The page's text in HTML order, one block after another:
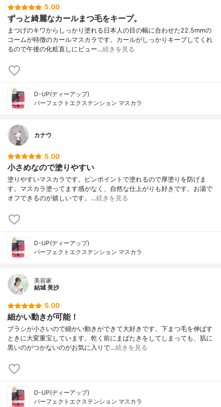
5.00
ずっと綺麗なカールまつ毛をキープ。
まつげのキワからしっかり塗れる日本人の目の幅に合わせた22.5mmの
コームが特徴のカールマスカラです。カールがしっかりキープしてくれ
るので午後の化粧直しにビュー…続きを見る
D-UP(ディーアップ)
パーフェクトエクステンション マスカラ
カナウ
5.00
小さめなので塗りやすい
塗りやすいマスカラです。ピンポイントで塗れるので厚塗りを防げま
す。マスカラ塗ってます感がなく、自然な仕上がりも好きです。お湯で
オフできるのが嬉しいです。…続きを見る
D-UP(ディーアップ)
パーフェクトエクステンション マスカラ
美容家
結城 美沙
5.00
細かい動きが可能！
ブラシが小さいので細かい動きができて大好きです。下まつ毛を伸ばす
ときに大変重宝しています。乾く前にまばたきをしてしまっても、肌に
黒いのがつかないのがお気に入りで…続きを見る
D-UP(ディーアップ)
パーフェクトエクステンション マスカラ